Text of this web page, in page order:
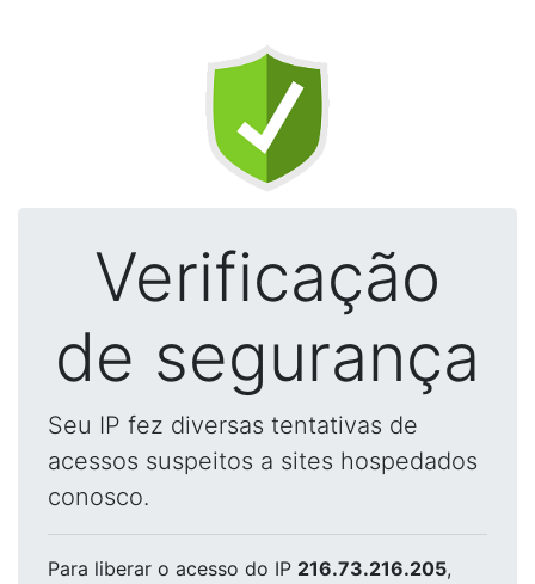
Verificação
de segurança
Seu IP fez diversas tentativas de
acessos suspeitos a sites hospedados
conosco.
Para liberar o acesso do IP 216.73.216.205,